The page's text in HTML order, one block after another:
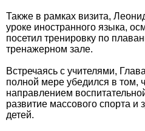
Также в рамках визита,
уроке иностранного языка,
посетил тренировку по
тренажерном зале.
Встречаясь с учителями,
полной мере убедился в том,
направлением
развитие массового спорта и
детей.